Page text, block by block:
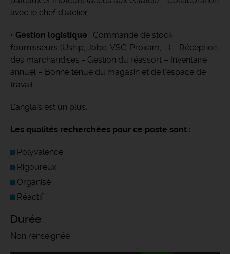
avec le chef d’atelier
• Gestion logistique : Commande de stock
fournisseurs (Uship, Jobe, VSC, Proxam, ….) – Réception
des marchandises - Gestion du réassort – Inventaire
annuel – Bonne tenue du magasin et de l’espace de
travail
L'anglais est un plus.
Les qualités recherchées pour ce poste sont :
Polyvalence
Rigoureux
Organisé
Réactif
Durée
Non renseignée